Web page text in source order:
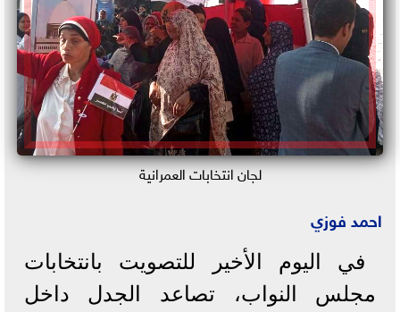
لجان انتخابات العمرانية
احمد فوزي
في اليوم الأخير للتصويت بانتخابات
مجلس النواب، تصاعد الجدل داخل